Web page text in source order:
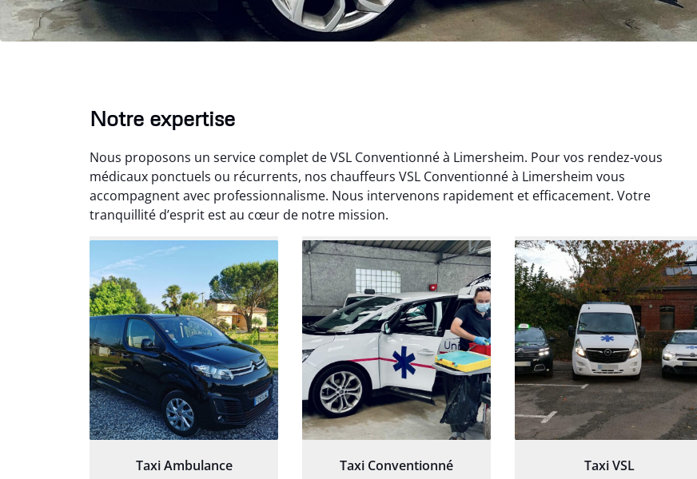
Notre expertise
Nous proposons un service complet de VSL Conventionné à Limersheim. Pour vos rendez-vous
médicaux ponctuels ou récurrents, nos chauffeurs VSL Conventionné à Limersheim vous
accompagnent avec professionnalisme. Nous intervenons rapidement et efficacement. Votre
tranquillité d’esprit est au cœur de notre mission.
Taxi Ambulance Taxi Conventionné Taxi VSL
Arnaud Deschamps
30 janvier 2025
Très satisfait du transport,
tout s’est bien déroulé.
Chauffeur à l’écoute et
patient.
Jérémy Ferrand
8 septembre 2024
Transport ponctuel et
personnel très attentionné.
Très satisfait du service.